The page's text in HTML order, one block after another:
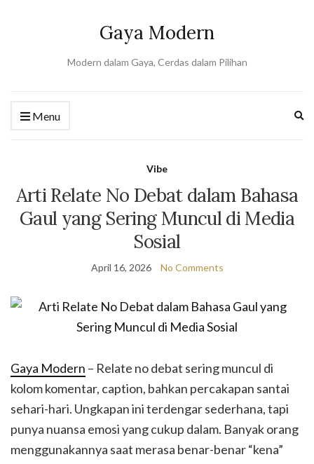
Gaya Modern
Modern dalam Gaya, Cerdas dalam Pilihan
Menu
Vibe
Arti Relate No Debat dalam Bahasa
Gaul yang Sering Muncul di Media
Sosial
April 16, 2026 No Comments
Gaya Modern – Relate no debat sering muncul di
kolom komentar, caption, bahkan percakapan santai
sehari-hari. Ungkapan ini terdengar sederhana, tapi
punya nuansa emosi yang cukup dalam. Banyak orang
menggunakannya saat merasa benar-benar “kena”